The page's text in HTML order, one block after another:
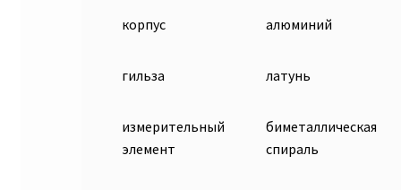
корпус алюминий
гильза латунь
измерительный
элемент
биметаллическая
спираль